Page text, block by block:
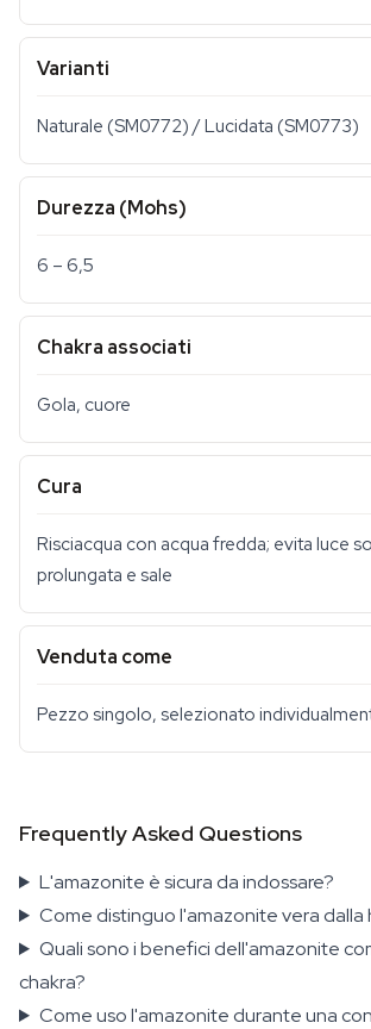
Varianti
Naturale (SM0772) / Lucidata (SM0773)
Durezza (Mohs)
6 – 6,5
Chakra associati
Gola, cuore
Cura
Risciacqua con acqua fredda; evita luce
prolungata e sale
Venduta come
Pezzo singolo, selezionato
Frequently Asked Questions
L'amazonite è sicura da indossare?
Come distinguo l'amazonite vera dalla
Quali sono i benefici dell'amazonite
chakra?
Come uso l'amazonite durante una